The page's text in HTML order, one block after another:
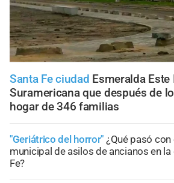
Santa Fe ciudad Esmeralda Este
Suramericana que después de
hogar de 346 familias
"Geriátrico del horror" ¿Qué pasó
municipal de asilos de ancianos en
Fe?